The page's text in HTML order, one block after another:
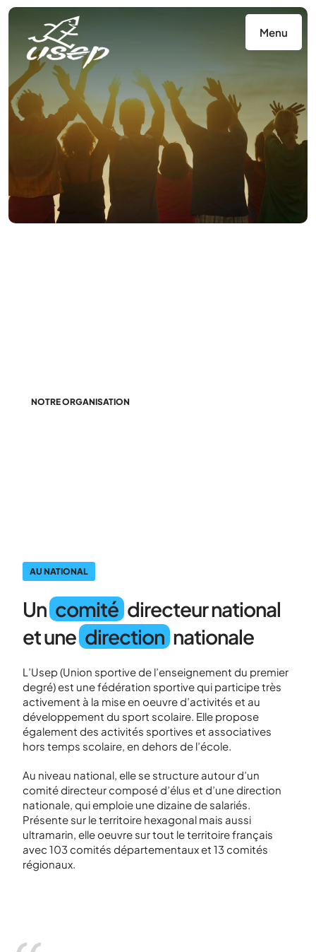
Menu
NOTRE ORGANISATION
AU NATIONAL
Un comité directeur national
et une direction nationale
L’Usep (Union sportive de l’enseignement du premier
degré) est une fédération sportive qui participe très
activement à la mise en oeuvre d’activités et au
développement du sport scolaire. Elle propose
également des activités sportives et associatives
hors temps scolaire, en dehors de l’école.
Au niveau national, elle se structure autour d’un
comité directeur composé d’élus et d’une direction
nationale, qui emploie une dizaine de salariés.
Présente sur le territoire hexagonal mais aussi
ultramarin, elle oeuvre sur tout le territoire français
avec 103 comités départementaux et 13 comités
régionaux.
Panneau de gestion des cookies